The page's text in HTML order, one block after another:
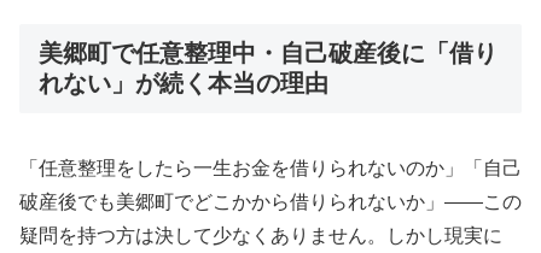
美郷町で任意整理中・自己破産後に「借り
れない」が続く本当の理由
「任意整理をしたら一生お金を借りられないのか」「自己
破産後でも美郷町でどこかから借りられないか」——この
疑問を持つ方は決して少なくありません。しかし現実に